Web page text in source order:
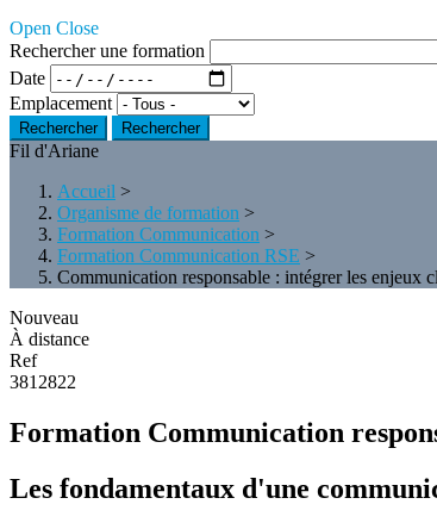
Open Close
Rechercher une formation
Date
Emplacement
Rechercher
Fil d'Ariane
Accueil >
Organisme de formation >
Formation Communication >
Formation Communication RSE >
Communication responsable : intégrer les enjeux
Nouveau
À distance
Ref
3812822
Formation Communication
Les fondamentaux d'une